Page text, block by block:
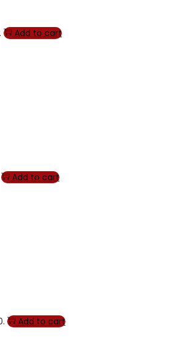
Add to cart
Add to cart
Add to cart